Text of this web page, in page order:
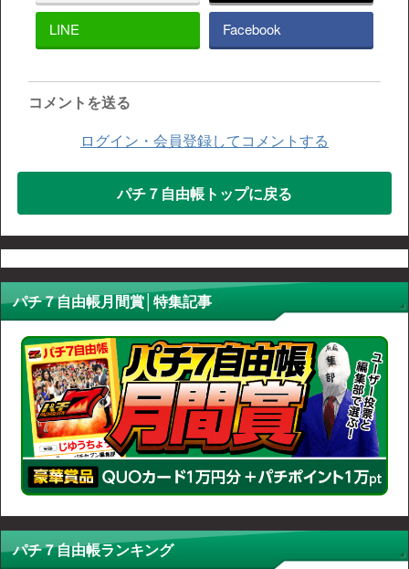
LINE Facebook
コメントを送る
ログイン・会員登録してコメントする
パチ７自由帳トップに戻る
パチ７自由帳月間賞│特集記事
パチ７自由帳ランキング